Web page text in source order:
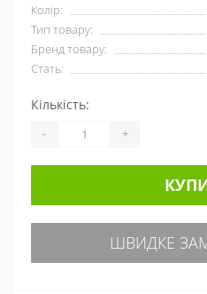
Колір:
Тип товару:
Бренд товару:
Стать:
Кількість:
- +
ШВИДКЕ